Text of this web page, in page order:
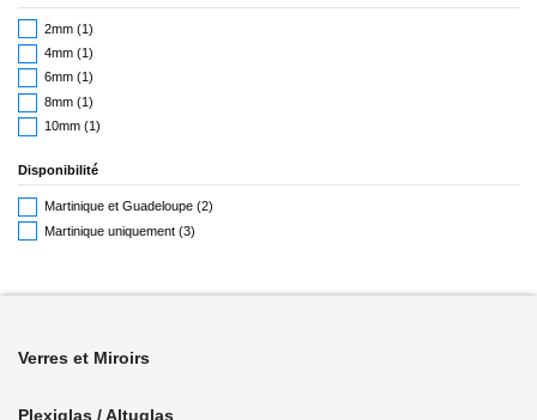
2mm (1)
4mm (1)
6mm (1)
8mm (1)
10mm (1)
Disponibilité
Martinique et Guadeloupe (2)
Martinique uniquement (3)
Verres et Miroirs
Plexiglas / Altuglas